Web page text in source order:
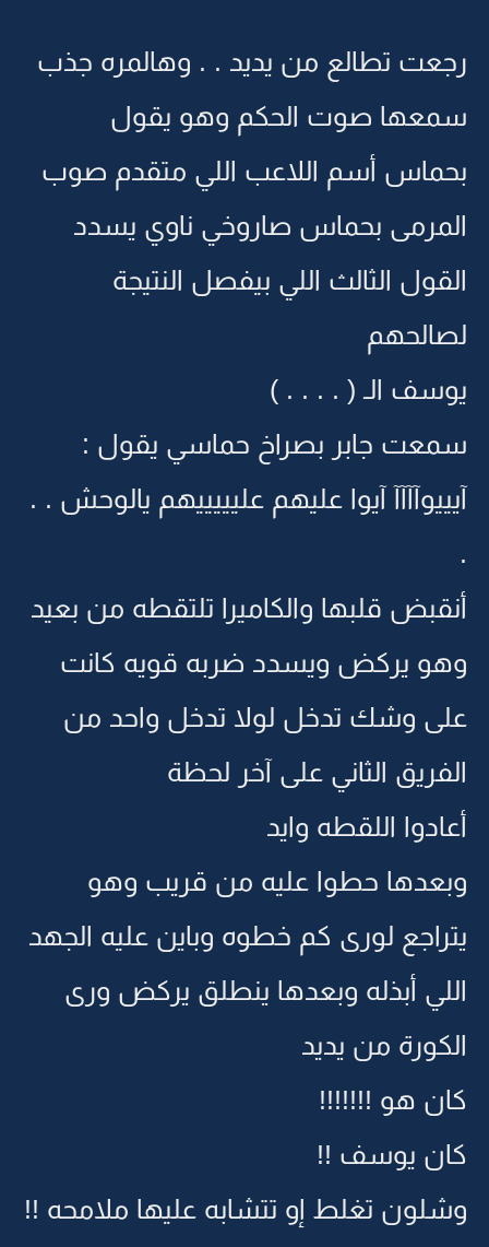
رجعت تطالع من يديد . . وهالمره جذب
سمعها صوت الحكم وهو يقول
بحماس أسم اللاعب اللي متقدم صوب
المرمى بحماس صاروخي ناوي يسدد
القول الثالث اللي بيفصل النتيجة
لصالحهم
يوسف الـ ( . . . . )
سمعت جابر بصراخ حماسي يقول :
آيييوآآآآ آيوا عليهم عليييييهم يالوحش . .
.
أنقبض قلبها والكاميرا تلتقطه من بعيد
وهو يركض ويسدد ضربه قويه كانت
على وشك تدخل لولا تدخل واحد من
الفريق الثاني على آخر لحظة
أعادوا اللقطه وايد
وبعدها حطوا عليه من قريب وهو
يتراجع لورى كم خطوه وباين عليه الجهد
اللي أبذله وبعدها ينطلق يركض ورى
الكورة من يديد
كان هو !!!!!!!
كان يوسف !!
وشلون تغلط إو تتشابه عليها ملامحه !!